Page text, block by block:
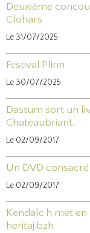
Deuxième
Clohars
Le 31/07/2025
Festival Plinn
Le 30/07/2025
Dastum sort un
Chateaubriant.
Le 02/09/2017
Un DVD
Le 02/09/2017
Kendalc'h met
heritaj.bzh